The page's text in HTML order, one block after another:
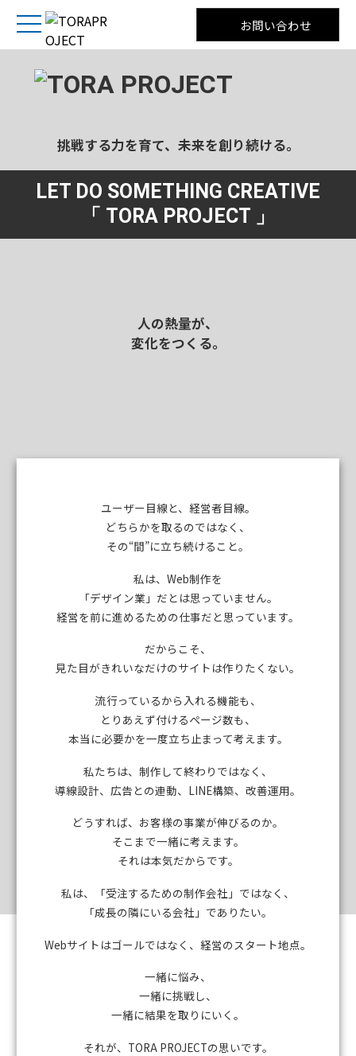
お問い合わせ
挑戦する力を育て、未来を創り続ける。
LET DO SOMETHING CREATIVE
「 TORA PROJECT 」
人の熱量が、
変化をつくる。
ユーザー目線と、経営者目線。
どちらかを取るのではなく、
その“間”に立ち続けること。
私は、Web制作を
「デザイン業」だとは思っていません。
経営を前に進めるための仕事だと思っています。
だからこそ、
見た目がきれいなだけのサイトは作りたくない。
流行っているから入れる機能も、
とりあえず付けるページ数も、
本当に必要かを一度立ち止まって考えます。
私たちは、制作して終わりではなく、
導線設計、広告との連動、LINE構築、改善運用。
どうすれば、お客様の事業が伸びるのか。
そこまで一緒に考えます。
それは本気だからです。
私は、「受注するための制作会社」ではなく、
「成長の隣にいる会社」でありたい。
Webサイトはゴールではなく、経営のスタート地点。
一緒に悩み、
一緒に挑戦し、
一緒に結果を取りにいく。
それが、TORA PROJECTの思いです。